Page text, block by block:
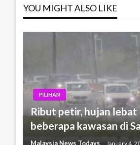
YOU MIGHT ALSO LIKE
PILIHAN
Ribut petir, hujan lebat
beberapa kawasan di
Malaysia News Todays January 4,